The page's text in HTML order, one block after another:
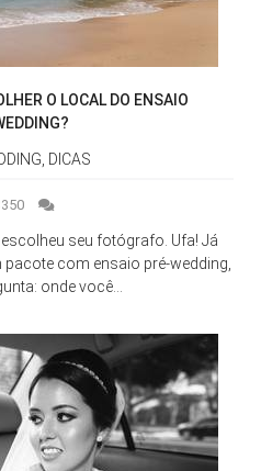
O LOCAL DO ENSAIO
DICAS
seu fotógrafo. Ufa! Já
com ensaio pré-wedding,
onde você...